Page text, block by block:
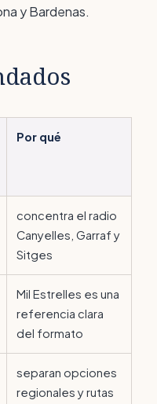
y Bardenas.
Por qué
concentra el radio
Canyelles, Garraf y
Sitges
Mil Estrelles es una
referencia clara
del formato
separan opciones
regionales y rutas